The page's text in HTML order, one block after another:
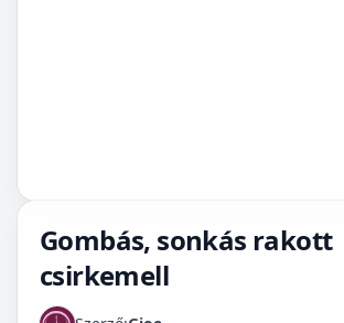
Gombás, sonkás rakott
csirkemell